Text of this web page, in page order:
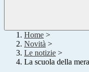
Home >
Novità >
Le notizie >
La scuola della